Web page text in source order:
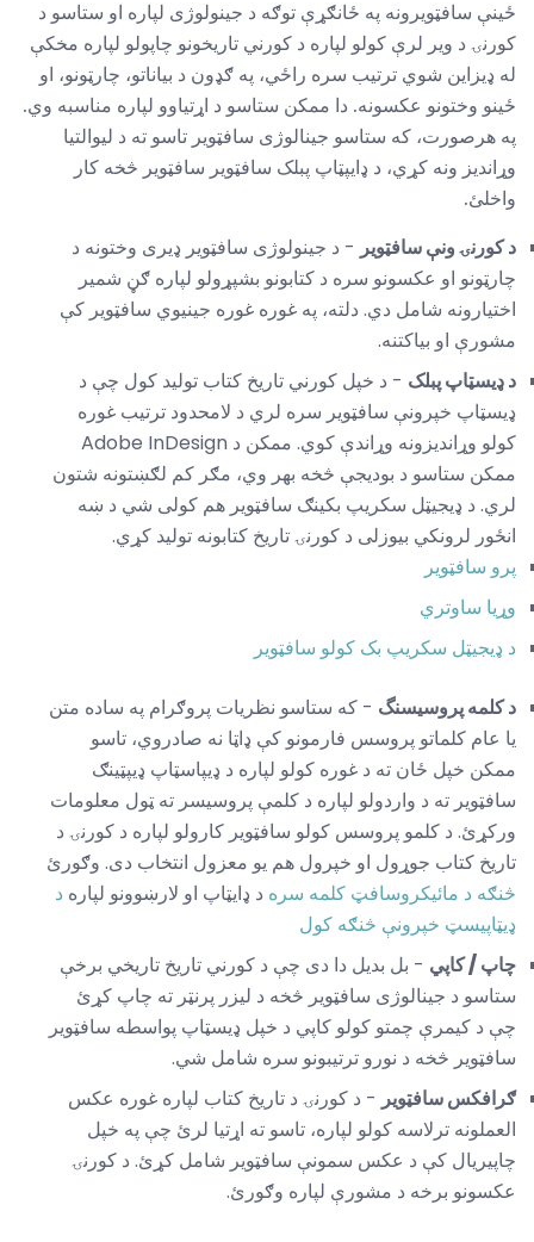
ځینې ​​سافټویرونه په ځانګړې توګه د جینولوژی لپاره او ستاسو د
کورنۍ د ویر لرې کولو لپاره د کورني تاریخونو چاپولو لپاره مخکې
له ډیزاین شوي ترتیب سره راځي، په ګډون د بیاناتو، چارټونو، او
ځینو وختونو عکسونه. دا ممکن ستاسو د اړتیاوو لپاره مناسبه وي.
په هرصورت، که ستاسو جینالوژی سافټویر تاسو ته د لیوالتیا
وړاندیز ونه کړي، د ډایپټاپ پبلک سافټویر سافټویر څخه کار
واخلئ.
د کورنۍ ونې سافټویر - د جینولوژی سافټویر ډیری وختونه د
چارټونو او عکسونو سره د کتابونو بشپړولو لپاره ګڼ شمیر
اختیارونه شامل دي. دلته، په غوره غوره جینیوي سافټویر کې
مشورې او بیاکتنه.
د ډیسټاپ پبلک - د خپل کورني تاریخ کتاب تولید کول چې د
ډیسټاپ خپرونې سافټویر سره لري د لامحدود ترتیب غوره
کولو وړاندیزونه وړاندې کوي. ممکن د Adobe InDesign
ممکن ستاسو د بودیجې څخه بهر وي، مګر کم لګښتونه شتون
لري. د ډیجیټل سکریپ بکینګ سافټویر هم کولی شي د ښه
انځور لرونکي بیوزلی د کورنۍ تاریخ کتابونه تولید کړي.
پرو سافټویر
وړیا ساوتري
د ډیجیټل سکریپ بک کولو سافټویر
د کلمه پروسيسنگ - که ستاسو نظریات پروګرام په ساده متن
یا عام کلماتو پروسس فارمونو کې ډاټا نه صادروي، تاسو
ممکن خپل ځان ته د غوره کولو لپاره د ډیپاسټاپ ډیپټینګ
سافټویر ته د واردولو لپاره د کلمې پروسیسر ته ټول معلومات
ورکړئ. د کلمو پروسس کولو سافټویر کارولو لپاره د کورنۍ د
تاریخ کتاب جوړول او خپرول هم یو معزول انتخاب دی. وګورئ
څنګه د مائیکروسافټ کلمه سره د ډایټاپ او لارښوونو لپاره د
ډیټاپیسټ خپرونې څنګه کول
چاپ / کاپي - بل بدیل دا دی چې د کورني تاریخ تاریخي برخې
ستاسو د جینالوژی سافټویر څخه د لیزر پرنټر ته چاپ کړئ
چې د کیمرې چمتو کولو کاپي د خپل ډیسټاپ پواسطه سافټویر
سافټویر څخه د نورو ترتیبونو سره شامل شي.
ګرافکس سافټویر - د کورنۍ د تاریخ کتاب لپاره غوره عکس
العملونه ترلاسه کولو لپاره، تاسو ته اړتیا لرئ چې په خپل
چاپیریال کې د عکس سمونې سافټویر شامل کړئ. د کورنۍ
عکسونو برخه د مشورې لپاره وګورئ.